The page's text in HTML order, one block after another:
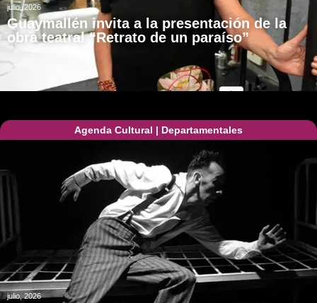
julio, 2026
Guaymallén invita a la presentación de la
obra teatral “Retrato de un paraíso”
Agenda Cultural | Departamentales
julio, 2026